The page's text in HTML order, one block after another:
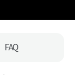
FAQ